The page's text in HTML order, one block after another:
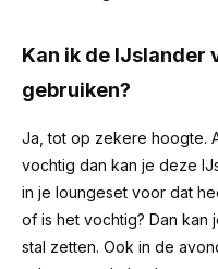
Kan ik de IJslander
gebruiken?
Ja, tot op zekere hoogte.
vochtig dan kan je deze
in je loungeset voor dat
of is het vochtig? Dan kan
stal zetten. Ook in de